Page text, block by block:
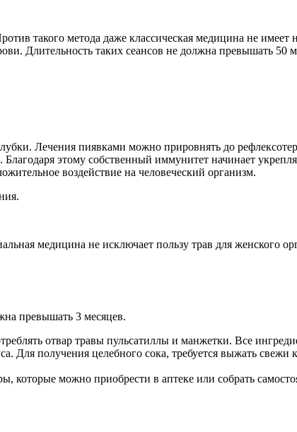
такого метода даже классическая медицина не имеет
Длительность таких сеансов не должна превышать 50
Лечения пиявками можно прировнять до
этому собственный иммунитет начинает
воздействие на человеческий организм.
медицина не исключает пользу трав для женского
превышать 3 месяцев.
отвар травы пульсатиллы и манжетки. Все
Для получения целебного сока, требуется выжать свежи
которые можно приобрести в аптеке или собрать